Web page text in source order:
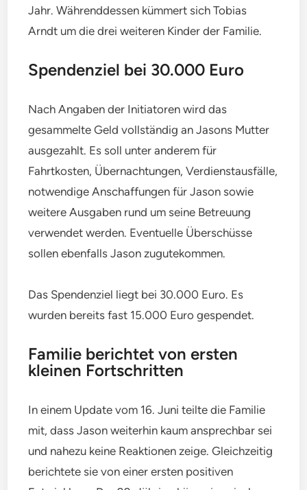
Jahr. Währenddessen kümmert sich Tobias
Arndt um die drei weiteren Kinder der Familie.
Spendenziel bei 30.000 Euro
Nach Angaben der Initiatoren wird das
gesammelte Geld vollständig an Jasons Mutter
ausgezahlt. Es soll unter anderem für
Fahrtkosten, Übernachtungen, Verdienstausfälle,
notwendige Anschaffungen für Jason sowie
weitere Ausgaben rund um seine Betreuung
verwendet werden. Eventuelle Überschüsse
sollen ebenfalls Jason zugutekommen.
Das Spendenziel liegt bei 30.000 Euro. Es
wurden bereits fast 15.000 Euro gespendet.
Familie berichtet von ersten
kleinen Fortschritten
In einem Update vom 16. Juni teilte die Familie
mit, dass Jason weiterhin kaum ansprechbar sei
und nahezu keine Reaktionen zeige. Gleichzeitig
berichtete sie von einer ersten positiven